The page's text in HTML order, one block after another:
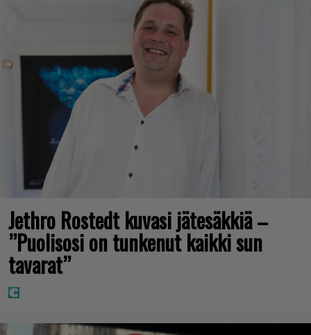
Jethro Rostedt kuvasi jätesäkkiä –
”Puolisosi on tunkenut kaikki sun
tavarat”